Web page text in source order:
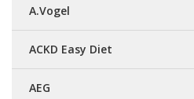
A.Vogel
ACKD Easy Diet
AEG